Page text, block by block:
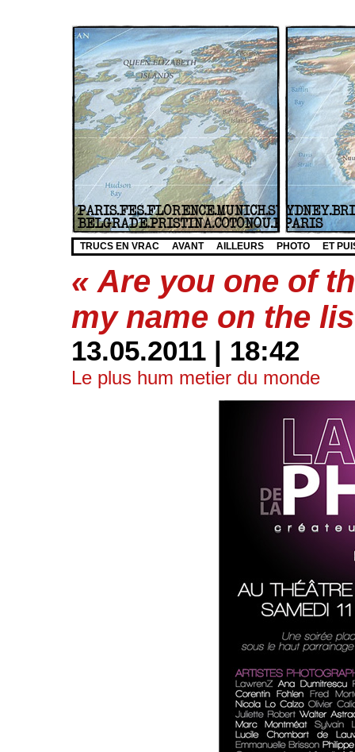
TRUCS EN VRAC AVANT AILLEURS PHOTO ET
« Are you one of
my name on the
13.05.2011 | 18:42
Le plus hum metier du monde